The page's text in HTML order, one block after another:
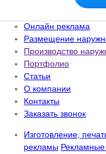
Онлайн реклама
Размещение
Производство
Портфолио
Статьи
О компании
Контакты
Заказать звонок
Изготовление,
рекламы Рекламные